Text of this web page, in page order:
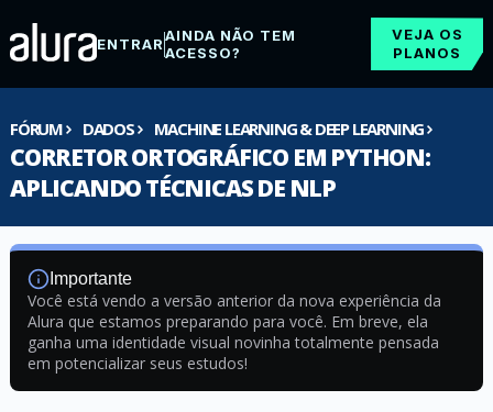
ENTRARAINDA NÃO TEM
ACESSO?
VEJA OS
PLANOS
FÓRUM DADOS MACHINE LEARNING & DEEP LEARNING
CORRETOR ORTOGRÁFICO EM PYTHON:
APLICANDO TÉCNICAS DE NLP
Importante
Você está vendo a versão anterior da nova experiência da
Alura que estamos preparando para você. Em breve, ela
ganha uma identidade visual novinha totalmente pensada
em potencializar seus estudos!